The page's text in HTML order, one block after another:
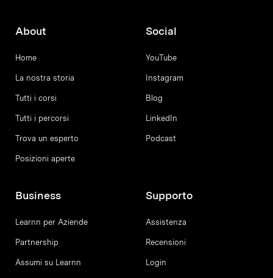
About
Home
La nostra storia
Tutti i corsi
Tutti i percorsi
Trova un esperto
Posizioni aperte
Social
YouTube
Instagram
Blog
LinkedIn
Podcast
Business
Learnn per Aziende
Partnership
Assumi su Learnn
Supporto
Assistenza
Recensioni
Login